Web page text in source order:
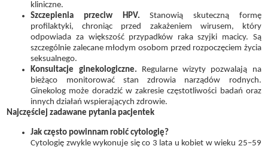
kliniczne.
Szczepienia przeciw HPV. Stanowią skuteczną formę
profilaktyki, chroniąc przed zakażeniem wirusem, który
odpowiada za większość przypadków raka szyjki macicy. Są
szczególnie zalecane młodym osobom przed rozpoczęciem życia
seksualnego.
Konsultacje ginekologiczne. Regularne wizyty pozwalają na
bieżąco monitorować stan zdrowia narządów rodnych.
Ginekolog może doradzić w zakresie częstotliwości badań oraz
innych działań wspierających zdrowie.
Najczęściej zadawane pytania pacjentek
Jak często powinnam robić cytologię?
Cytologię zwykle wykonuje się co 3 lata u kobiet w wieku 25–59